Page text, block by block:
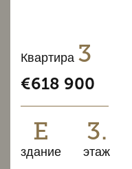
Квартира 3
€618 900
E
здание
3.
этаж